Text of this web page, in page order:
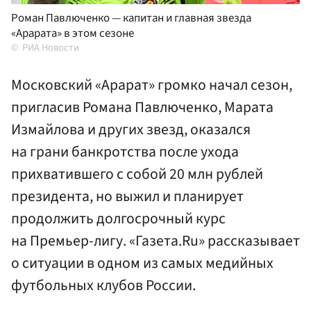
Роман Павлюченко — капитан и главная звезда
«Арарата» в этом сезоне
РИА Новости
Московский «Арарат» громко начал сезон,
пригласив Романа Павлюченко, Марата
Измайлова и других звезд, оказался
на грани банкротства после ухода
прихватившего с собой 20 млн рублей
президента, но выжил и планирует
продолжить долгосрочный курс
на Премьер-лигу. «Газета.Ru» рассказывает
о ситуации в одном из самых медийных
футбольных клубов России.